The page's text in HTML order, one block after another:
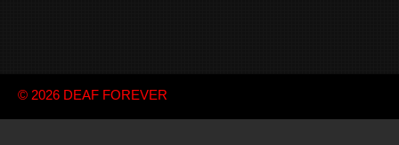
© 2026 DEAF FOREVER